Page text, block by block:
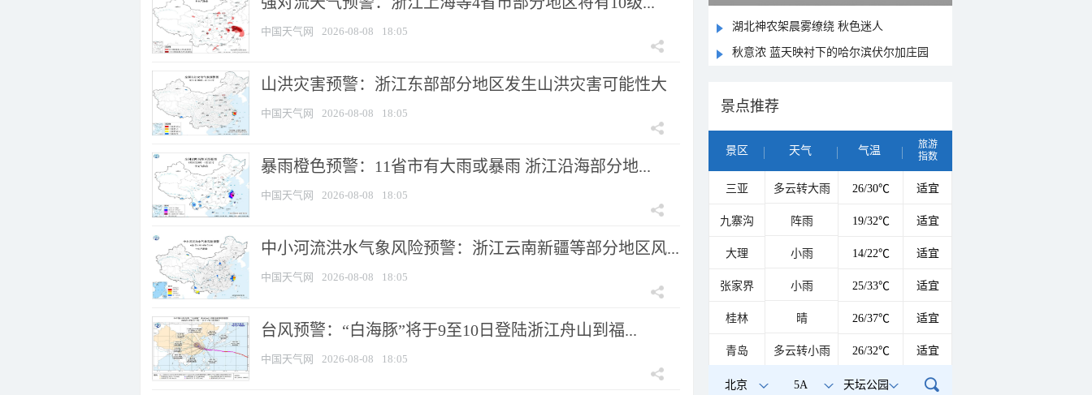
中国天气网 2026-08-08 18:05
山洪灾害预警：浙江东部部分地区发生山洪灾害可能性大
中国天气网 2026-08-08 18:05
暴雨橙色预警：11省市有大雨或暴雨 浙江沿海部分地...
中国天气网 2026-08-08 18:05
中小河流洪水气象风险预警：浙江云南新疆等部分地区风...
中国天气网 2026-08-08 18:05
台风预警：“白海豚”将于9至10日登陆浙江舟山到福...
中国天气网 2026-08-08 18:05
湖北神农架晨雾缭绕 秋色迷人
秋意浓 蓝天映衬下的哈尔滨伏尔加庄园
景点推荐
景区 天气 气温
旅游
指数
三亚 多云转大雨 26/30℃ 适宜
九寨沟 阵雨 19/32℃ 适宜
大理 小雨 14/22℃ 适宜
张家界 小雨 25/33℃ 适宜
桂林 晴 26/37℃ 适宜
青岛 多云转小雨 26/32℃ 适宜
北京 5A 天坛公园